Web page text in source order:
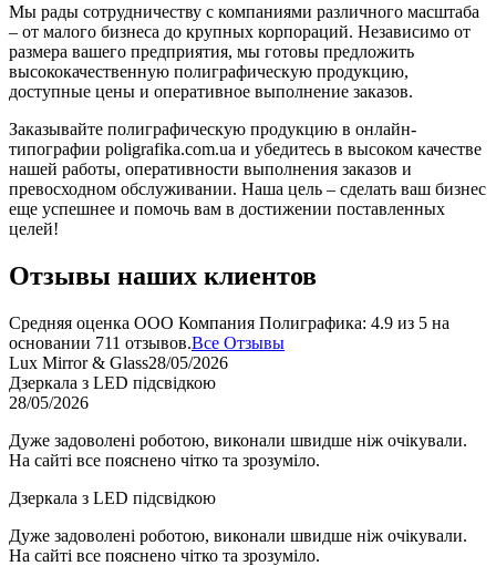
Мы рады сотрудничеству с компаниями различного масштаба
– от малого бизнеса до крупных корпораций. Независимо от
размера вашего предприятия, мы готовы предложить
высококачественную полиграфическую продукцию,
доступные цены и оперативное выполнение заказов.
Заказывайте полиграфическую продукцию в онлайн-
типографии poligrafika.com.ua и убедитесь в высоком качестве
нашей работы, оперативности выполнения заказов и
превосходном обслуживании. Наша цель – сделать ваш бизнес
еще успешнее и помочь вам в достижении поставленных
целей!
Отзывы наших клиентов
Средняя оценка ООО Компания Полиграфика: 4.9 из 5 на
основании 711 отзывов.Все Отзывы
Lux Mirror & Glass28/05/2026
Дзеркала з LED підсвідкою
28/05/2026
Дуже задоволені роботою, виконали швидше ніж очікували.
На сайті все пояснено чітко та зрозуміло.
Дзеркала з LED підсвідкою
Дуже задоволені роботою, виконали швидше ніж очікували.
На сайті все пояснено чітко та зрозуміло.